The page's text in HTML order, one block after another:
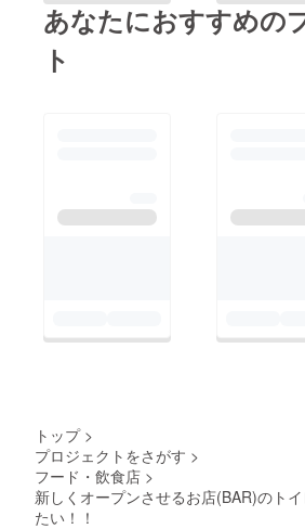
あなたにおすすめの
ト
トップ >
プロジェクトをさがす >
フード・飲食店 >
新しくオープンさせるお店(BAR)のト
たい！！